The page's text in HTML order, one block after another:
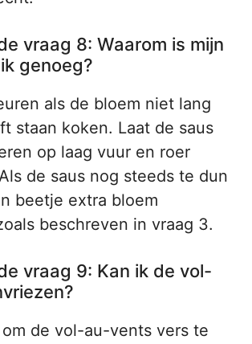
vraag 8: Waarom is mijn
genoeg?
als de bloem niet lang
staan koken. Laat de saus
op laag vuur en roer
de saus nog steeds te dun
beetje extra bloem
beschreven in vraag 3.
vraag 9: Kan ik de vol-
de vol-au-vents vers te